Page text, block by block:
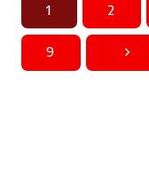
1 2
9